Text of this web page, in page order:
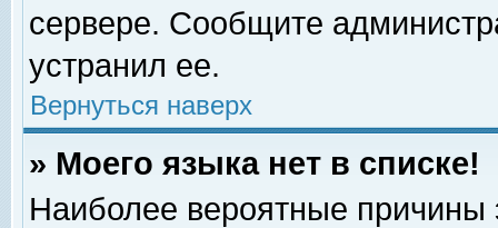
сервере. Сообщите
устранил ее.
Вернуться наверх
» Моего языка нет в списке!
Наиболее вероятные причины